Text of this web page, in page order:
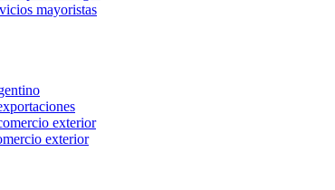
mayoristas
exterior
exterior